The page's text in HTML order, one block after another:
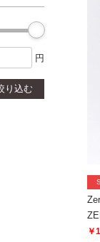
円
り込む
￥